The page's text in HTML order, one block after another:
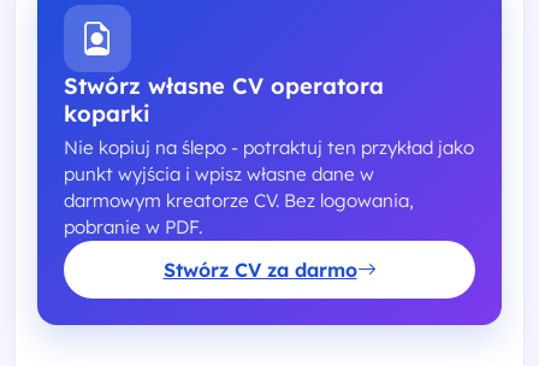
Stwórz własne CV operatora
koparki
Nie kopiuj na ślepo - potraktuj ten przykład jako
punkt wyjścia i wpisz własne dane w
darmowym kreatorze CV. Bez logowania,
pobranie w PDF.
Stwórz CV za darmo